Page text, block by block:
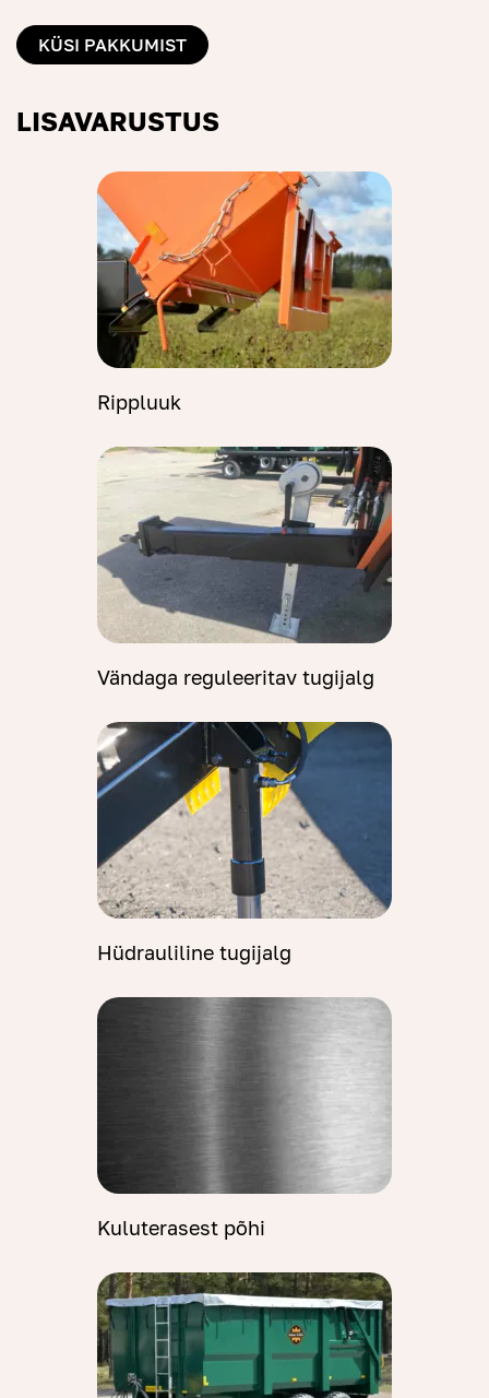
KÜSI PAKKUMIST
LISAVARUSTUS
Rippluuk
Vändaga reguleeritav tugijalg
Hüdrauliline tugijalg
Kuluterasest põhi